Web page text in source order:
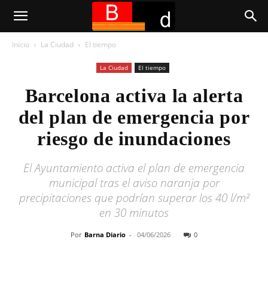
Inicio La Ciudad El tiempo
La Ciudad El tiempo
Barcelona activa la alerta
del plan de emergencia por
riesgo de inundaciones
El Ayuntamiento activa el plan de emergencia
municipal tras el aviso naranja por
precipitaciones que podrían superar los 40 l/m²
en 30 minutos
Por Barna Diario - 04/06/2026 0